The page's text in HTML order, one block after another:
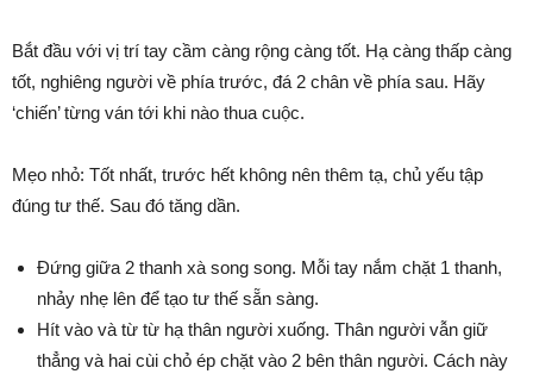
Bắt đầu với vị trí tay cầm càng rộng càng tốt. Hạ càng thấp càng
tốt, nghiêng người về phía trước, đá 2 chân về phía sau. Hãy
‘chiến’ từng ván tới khi nào thua cuộc.
Mẹo nhỏ: Tốt nhất, trước hết không nên thêm tạ, chủ yếu tập
đúng tư thế. Sau đó tăng dần.
Đứng giữa 2 thanh xà song song. Mỗi tay nắm chặt 1 thanh,
nhảy nhẹ lên để tạo tư thế sẵn sàng.
Hít vào và từ từ hạ thân người xuống. Thân người vẫn giữ
thẳng và hai cùi chỏ ép chặt vào 2 bên thân người. Cách này